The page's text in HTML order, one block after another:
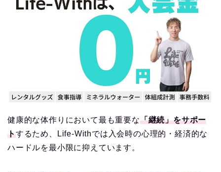
健康的な体作りにおいて最も重要な「継続」をサポー
トするため、Life-Withでは入会時の心理的・経済的な
ハードルを最小限に抑えています。